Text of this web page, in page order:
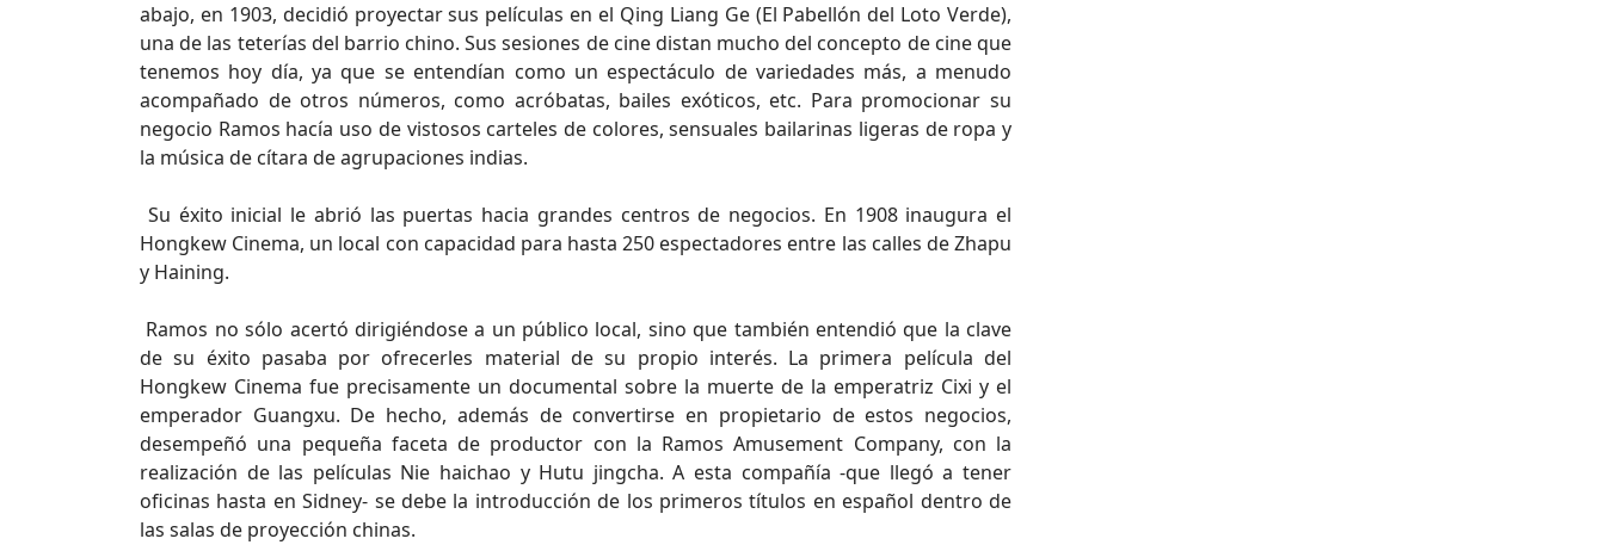
abajo, en 1903, decidió proyectar sus películas en el Qing Liang Ge (El Pabellón del Loto Verde),
una de las teterías del barrio chino. Sus sesiones de cine distan mucho del concepto de cine que
tenemos hoy día, ya que se entendían como un espectáculo de variedades más, a menudo
acompañado de otros números, como acróbatas, bailes exóticos, etc. Para promocionar su
negocio Ramos hacía uso de vistosos carteles de colores, sensuales bailarinas ligeras de ropa y
la música de cítara de agrupaciones indias.
Su éxito inicial le abrió las puertas hacia grandes centros de negocios. En 1908 inaugura el
Hongkew Cinema, un local con capacidad para hasta 250 espectadores entre las calles de Zhapu
y Haining.
Ramos no sólo acertó dirigiéndose a un público local, sino que también entendió que la clave
de su éxito pasaba por ofrecerles material de su propio interés. La primera película del
Hongkew Cinema fue precisamente un documental sobre la muerte de la emperatriz Cixi y el
emperador Guangxu. De hecho, además de convertirse en propietario de estos negocios,
desempeñó una pequeña faceta de productor con la Ramos Amusement Company, con la
realización de las películas Nie haichao y Hutu jingcha. A esta compañía -que llegó a tener
oficinas hasta en Sidney- se debe la introducción de los primeros títulos en español dentro de
las salas de proyección chinas.